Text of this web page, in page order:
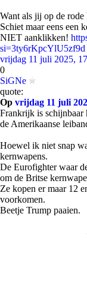
Want als jij op de
Schiet maar eens een
NIET aanklikken!
si=3ty6rKpcYlU5zf9d
vrijdag 11 juli 2025,
0
SiGNe
quote:
Op vrijdag 11 juli
Frankrijk is schijnbaar
de Amerikaanse
Hoewel ik niet snap
kernwapens.
De Eurofighter waar
om de Britse
Ze kopen er maar 12
voorkomen.
Beetje Trump paaien.